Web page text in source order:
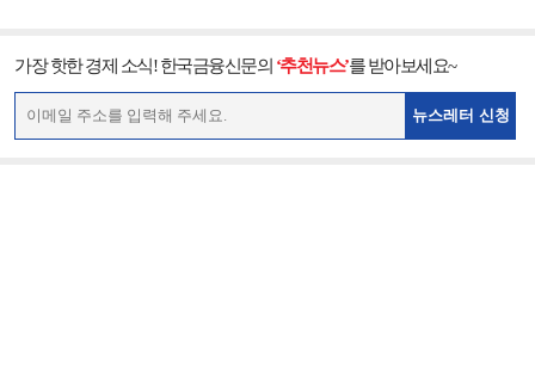
가장 핫한 경제 소식! 한국금융신문의 ‘추천뉴스’를 받아보세요~
뉴스레터 신청